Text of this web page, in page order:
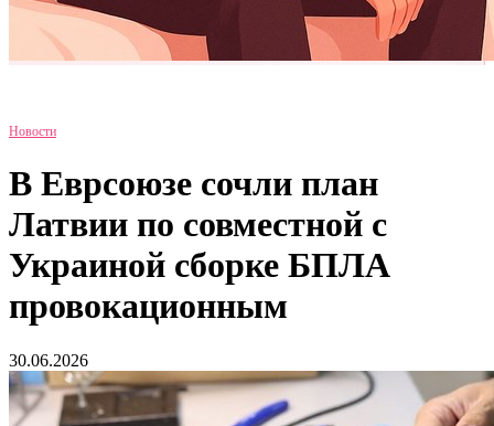
Новости
В Еврсоюзе сочли план
Латвии по совместной с
Украиной сборке БПЛА
провокационным
30.06.2026